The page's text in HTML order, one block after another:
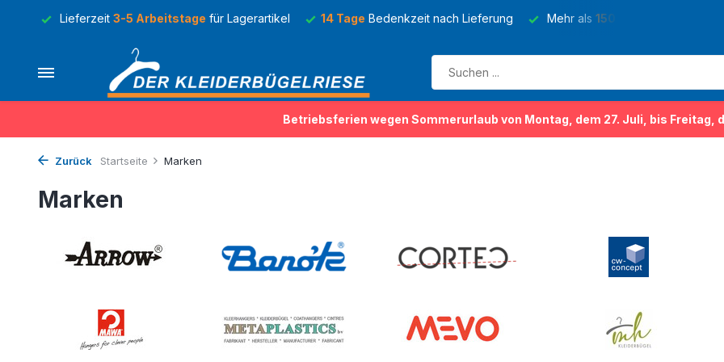
Lieferzeit 3-5 Arbeitstage für Lagerartikel 14 Tage Bedenkzeit nach Lieferung Mehr als 150 Sorten
Betriebsferien wegen Sommerurlaub von Montag, dem 27. Juli, bis Freitag,
Zurück Startseite Marken
Marken